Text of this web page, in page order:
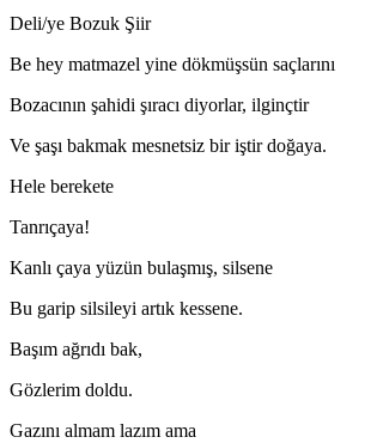
Deli/ye Bozuk Şiir
Be hey matmazel yine dökmüşsün saçlarını
Bozacının şahidi şıracı diyorlar, ilginçtir
Ve şaşı bakmak mesnetsiz bir iştir doğaya.
Hele berekete
Tanrıçaya!
Kanlı çaya yüzün bulaşmış, silsene
Bu garip silsileyi artık kessene.
Başım ağrıdı bak,
Gözlerim doldu.
Gazını almam lazım ama